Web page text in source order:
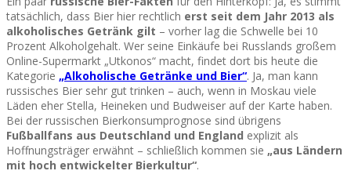
tatsächlich, dass Bier hier rechtlich erst seit dem Jahr 2013 als
alkoholisches Getränk gilt – vorher lag die Schwelle bei 10
Prozent Alkoholgehalt. Wer seine Einkäufe bei Russlands großem
Online-Supermarkt „Utkonos“ macht, findet dort bis heute die
Kategorie „Alkoholische Getränke und Bier“. Ja, man kann
russisches Bier sehr gut trinken – auch, wenn in Moskau viele
Läden eher Stella, Heineken und Budweiser auf der Karte haben.
Bei der russischen Bierkonsumprognose sind übrigens
Fußballfans aus Deutschland und England explizit als
Hoffnungsträger erwähnt – schließlich kommen sie „aus Ländern
mit hoch entwickelter Bierkultur“.